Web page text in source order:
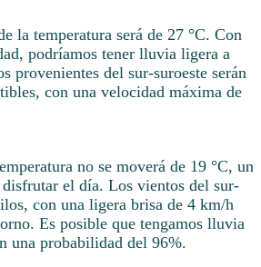
la temperatura será de 27 °C. Con
podríamos tener lluvia ligera a
provenientes del sur-suroeste serán
con una velocidad máxima de
no se moverá de 19 °C, un
el día. Los vientos del sur-
con una ligera brisa de 4 km/h
Es posible que tengamos lluvia
una probabilidad del 96%.